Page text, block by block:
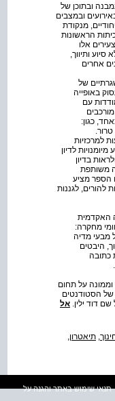
ובתוכן של
ובמצבים
מנקודת
הראשונות
אלו
ותיווך,
אחרים
של
באופייה
עם
כגון:
למרכזיות
לדיון
בדיון
משותפת
הספר מציע
להורים, לגננות
האקדמית
מחקרה:
מבעי מדיה
היבטים
כתובה
על תחום
הסטודנטים
דוד ילין. אל
תיאטרון,
במהדורת
תנאי שימוש באתר והגנה על